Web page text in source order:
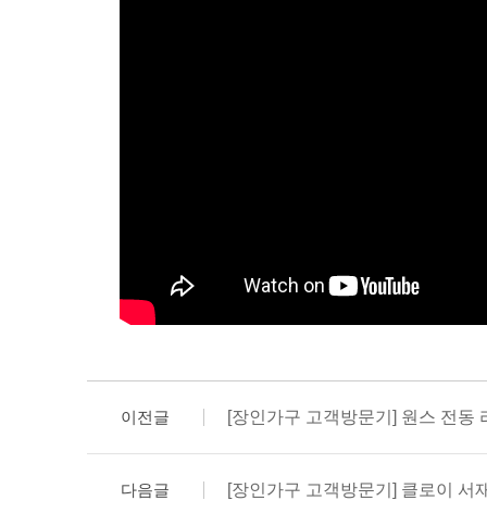
이전글 [장인가구 고객방문기] 원스 전동
다음글 [장인가구 고객방문기] 클로이 서